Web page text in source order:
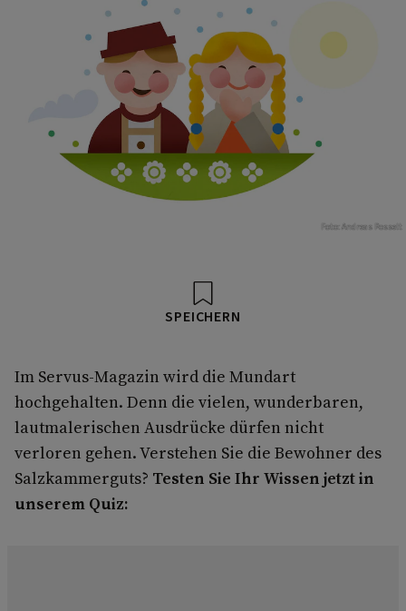
Foto: Andreas Posselt
SPEICHERN
Im Servus-Magazin wird die Mundart
hochgehalten. Denn die vielen, wunderbaren,
lautmalerischen Ausdrücke dürfen nicht
verloren gehen. Verstehen Sie die Bewohner des
Salzkammerguts? Testen Sie Ihr Wissen jetzt in
unserem Quiz: